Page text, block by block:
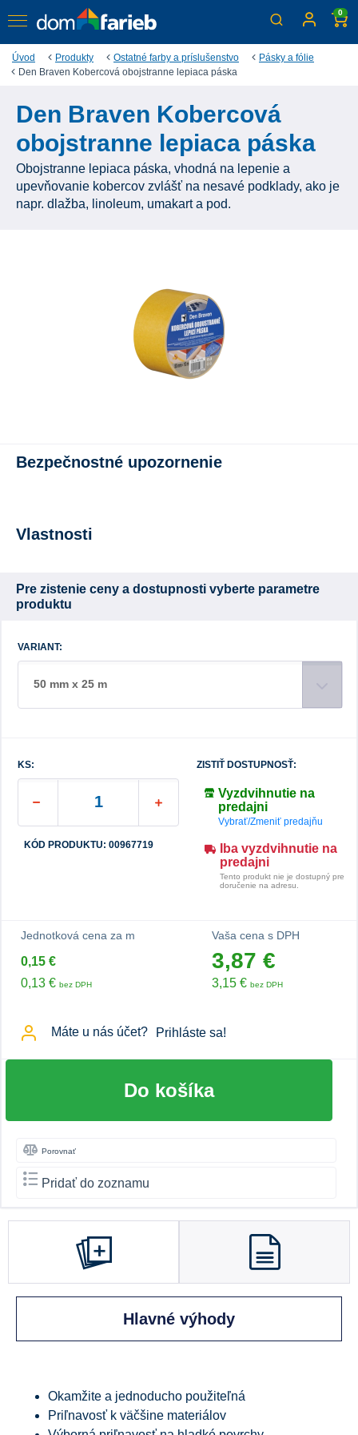
0
Úvod Produkty Ostatné farby a príslušenstvo
Pásky a fólie
Den Braven Kobercová obojstranne lepiaca páska
Den Braven Kobercová
obojstranne lepiaca páska
Obojstranne lepiaca páska, vhodná na lepenie a
upevňovanie kobercov zvlášť na nesavé podklady, ako je
napr. dlažba, linoleum, umakart a pod.
Bezpečnostné upozornenie
Vlastnosti
Pre zistenie ceny a dostupnosti vyberte parametre
produktu
VARIANT:
50 mm x 25 m
KS:
KÓD PRODUKTU: 00967719
ZISTIŤ DOSTUPNOSŤ:
Vyzdvihnutie na
predajni
Vybrať/Zmeniť predajňu
Iba vyzdvihnutie na
predajni
Tento produkt nie je dostupný pre
doručenie na adresu.
Jednotková cena za m
0,15 €
0,13 € bez DPH
Vaša cena s DPH
3,87 €
3,15 € bez DPH
Máte u nás účet? Prihláste sa!
Do košíka
Porovnať
Pridať do zoznamu
Hlavné výhody
Okamžite a jednoducho použiteľná
Priľnavosť k väčšine materiálov